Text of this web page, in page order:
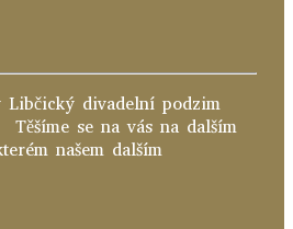
divadelní podzim
se na vás na dalším
našem dalším